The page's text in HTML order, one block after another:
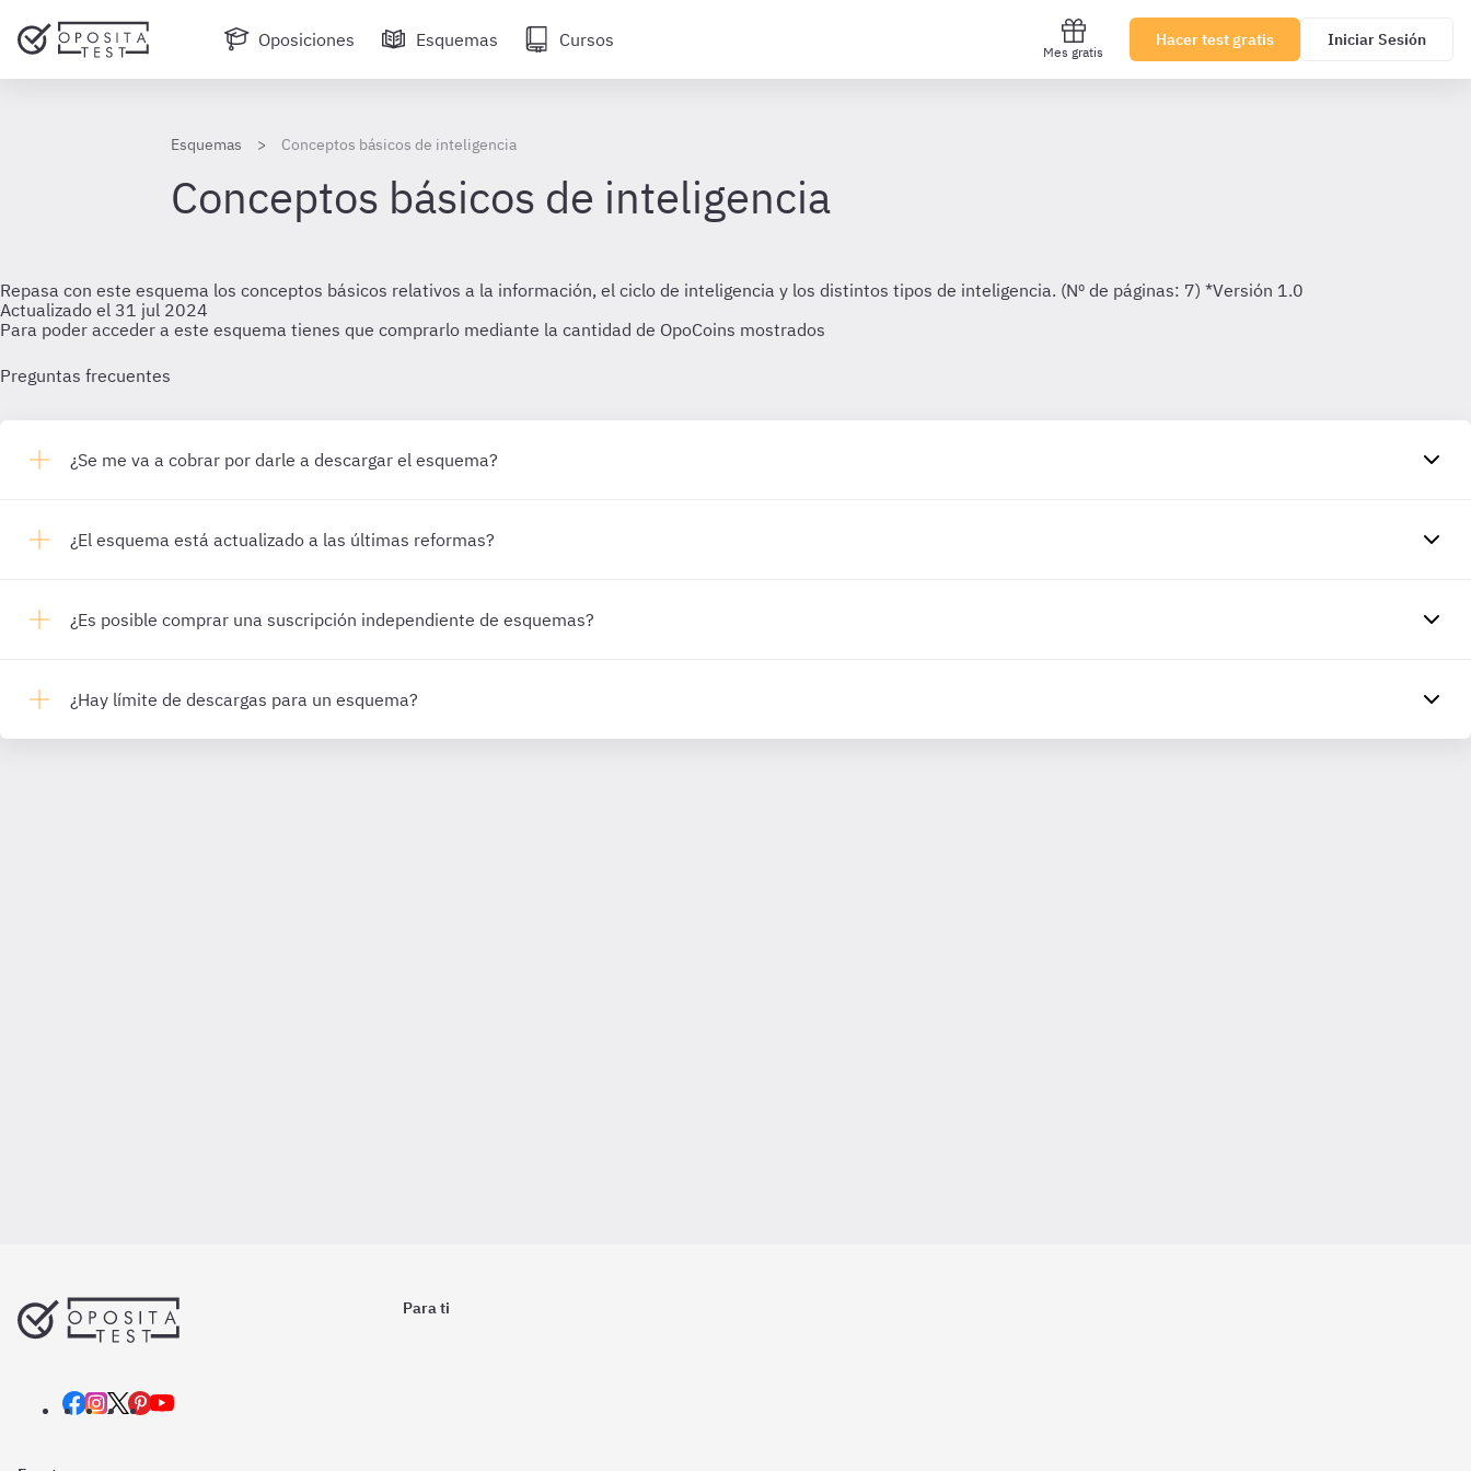
Oposiciones Esquemas Cursos
Mes gratis
Hacer test gratis Iniciar Sesión
Esquemas Conceptos básicos de inteligencia
Conceptos básicos de inteligencia
Repasa con este esquema los conceptos básicos relativos a la información, el ciclo de inteligencia y los distintos tipos de inteligencia. (Nº de páginas: 7) *Versión 1.0
Actualizado el 31 jul 2024
Para poder acceder a este esquema tienes que comprarlo mediante la cantidad de OpoCoins mostrados
Preguntas frecuentes
¿Se me va a cobrar por darle a descargar el esquema?
¿El esquema está actualizado a las últimas reformas?
¿Es posible comprar una suscripción independiente de esquemas?
¿Hay límite de descargas para un esquema?
Para ti